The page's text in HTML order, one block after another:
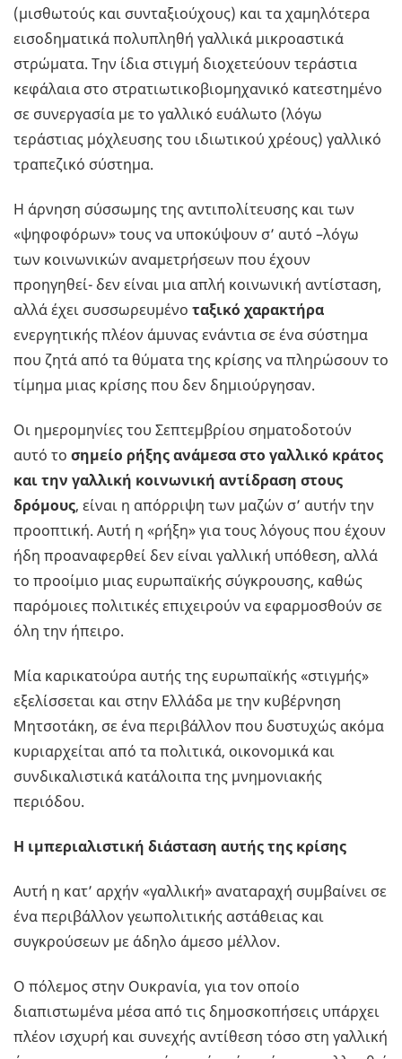
(μισθωτούς και συνταξιούχους) και τα χαμηλότερα
εισοδηματικά πολυπληθή γαλλικά μικροαστικά
στρώματα. Την ίδια στιγμή διοχετεύουν τεράστια
κεφάλαια στο στρατιωτικοβιομηχανικό κατεστημένο
σε συνεργασία με το γαλλικό ευάλωτο (λόγω
τεράστιας μόχλευσης του ιδιωτικού χρέους) γαλλικό
τραπεζικό σύστημα.
Η άρνηση σύσσωμης της αντιπολίτευσης και των
«ψηφοφόρων» τους να υποκύψουν σ’ αυτό –λόγω
των κοινωνικών αναμετρήσεων που έχουν
προηγηθεί- δεν είναι μια απλή κοινωνική αντίσταση,
αλλά έχει συσσωρευμένο ταξικό χαρακτήρα
ενεργητικής πλέον άμυνας ενάντια σε ένα σύστημα
που ζητά από τα θύματα της κρίσης να πληρώσουν το
τίμημα μιας κρίσης που δεν δημιούργησαν.
Οι ημερομηνίες του Σεπτεμβρίου σηματοδοτούν
αυτό το σημείο ρήξης ανάμεσα στο γαλλικό κράτος
και την γαλλική κοινωνική αντίδραση στους
δρόμους, είναι η απόρριψη των μαζών σ’ αυτήν την
προοπτική. Αυτή η «ρήξη» για τους λόγους που έχουν
ήδη προαναφερθεί δεν είναι γαλλική υπόθεση, αλλά
το προοίμιο μιας ευρωπαϊκής σύγκρουσης, καθώς
παρόμοιες πολιτικές επιχειρούν να εφαρμοσθούν σε
όλη την ήπειρο.
Μία καρικατούρα αυτής της ευρωπαϊκής «στιγμής»
εξελίσσεται και στην Ελλάδα με την κυβέρνηση
Μητσοτάκη, σε ένα περιβάλλον που δυστυχώς ακόμα
κυριαρχείται από τα πολιτικά, οικονομικά και
συνδικαλιστικά κατάλοιπα της μνημονιακής
περιόδου.
Η ιμπεριαλιστική διάσταση αυτής της κρίσης
Αυτή η κατ’ αρχήν «γαλλική» αναταραχή συμβαίνει σε
ένα περιβάλλον γεωπολιτικής αστάθειας και
συγκρούσεων με άδηλο άμεσο μέλλον.
Ο πόλεμος στην Ουκρανία, για τον οποίο
διαπιστωμένα μέσα από τις δημοσκοπήσεις υπάρχει
πλέον ισχυρή και συνεχής αντίθεση τόσο στη γαλλική